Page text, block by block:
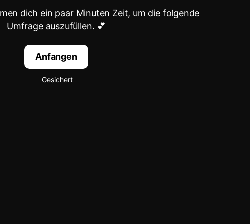
dich ein paar Minuten Zeit, um die folgende
Umfrage auszufüllen. 💕
Anfangen
Gesichert